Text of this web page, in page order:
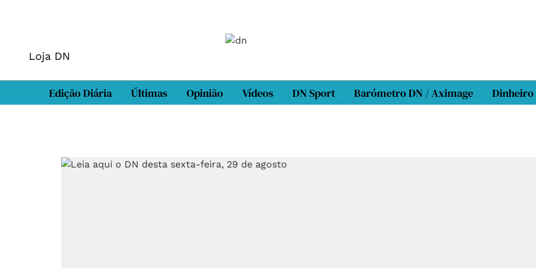
Loja DN
Edição Diária Últimas Opinião Vídeos DN Sport Barómetro DN / Aximage Dinheiro